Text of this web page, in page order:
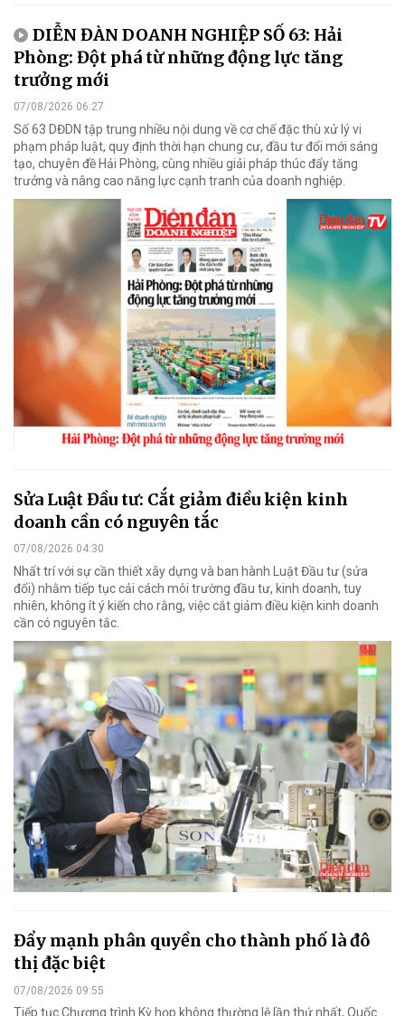
DIỄN ĐÀN DOANH NGHIỆP SỐ 63: Hải
Phòng: Đột phá từ những động lực tăng
trưởng mới
07/08/2026 06:27
Số 63 DĐDN tập trung nhiều nội dung về cơ chế đặc thù xử lý vi
phạm pháp luật, quy định thời hạn chung cư, đầu tư đổi mới sáng
tạo, chuyên đề Hải Phòng, cùng nhiều giải pháp thúc đẩy tăng
trưởng và nâng cao năng lực cạnh tranh của doanh nghiệp.
Sửa Luật Đầu tư: Cắt giảm điều kiện kinh
doanh cần có nguyên tắc
07/08/2026 04:30
Nhất trí với sự cần thiết xây dựng và ban hành Luật Đầu tư (sửa
đổi) nhằm tiếp tục cải cách môi trường đầu tư, kinh doanh, tuy
nhiên, không ít ý kiến cho rằng, việc cắt giảm điều kiện kinh doanh
cần có nguyên tắc.
Đẩy mạnh phân quyền cho thành phố là đô
thị đặc biệt
07/08/2026 09:55
Tiếp tục Chương trình Kỳ họp không thường lệ lần thứ nhất, Quốc